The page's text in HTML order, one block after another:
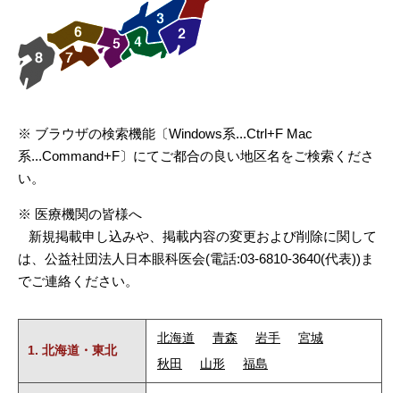
※ ブラウザの検索機能〔Windows系...Ctrl+F Mac
系...Command+F〕にてご都合の良い地区名をご検索くださ
い。
※ 医療機関の皆様へ
新規掲載申し込みや、掲載内容の変更および削除に関して
は、公益社団法人日本眼科医会(電話:03-6810-3640(代表))ま
でご連絡ください。
1. 北海道・東北
北海道 青森 岩手
宮城
秋田
山形 福島